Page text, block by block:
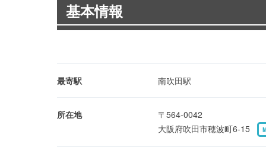
基本情報
最寄駅 南吹田駅
所在地
〒564-0042
大阪府吹田市穂波町6-15